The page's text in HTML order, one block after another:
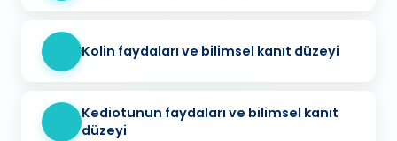
Kolin faydaları ve bilimsel kanıt düzeyi
Kediotunun faydaları ve bilimsel kanıt
düzeyi